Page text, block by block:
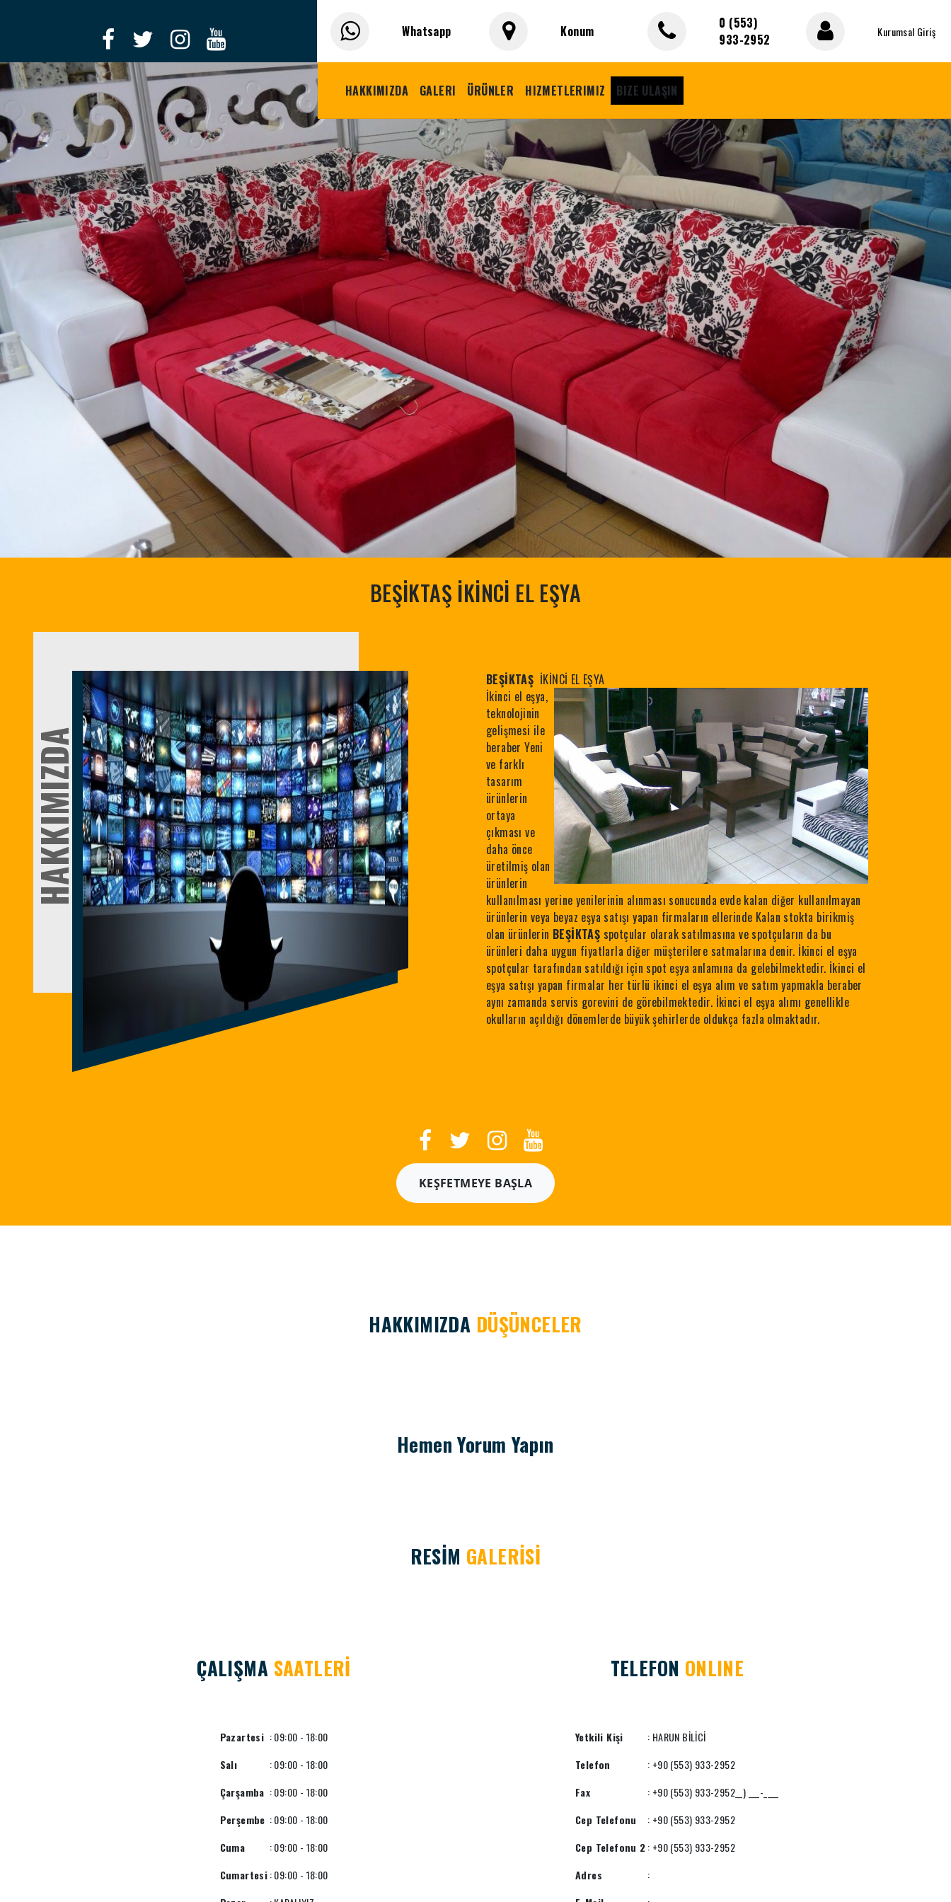
Whatsapp Konum
0 (553)
933-2952
Kurumsal Giriş
HAKKIMIZDA GALERI ÜRÜNLER HIZMETLERIMIZ BIZE ULAŞIN
BEŞİKTAŞ İKİNCİ EL EŞYA
HAKKIMIZDA
BEŞİKTAŞ İKİNCİ EL EŞYA
İkinci el eşya,
teknolojinin
gelişmesi ile
beraber Yeni
ve farklı
tasarım
ürünlerin
ortaya
çıkması ve
daha önce
üretilmiş olan
ürünlerin
kullanılması yerine yenilerinin alınması sonucunda evde kalan diğer kullanılmayan
ürünlerin veya beyaz eşya satışı yapan firmaların ellerinde Kalan stokta birikmiş
olan ürünlerin BEŞİKTAŞ spotçular olarak satılmasına ve spotçuların da bu
ürünleri daha uygun fiyatlarla diğer müşterilere satmalarına denir. İkinci el eşya
spotçular tarafından satıldığı için spot eşya anlamına da gelebilmektedir. İkinci el
eşya satışı yapan firmalar her türlü ikinci el eşya alım ve satım yapmakla beraber
aynı zamanda servis gorevini de görebilmektedir. İkinci el eşya alımı genellikle
okulların açıldığı dönemlerde büyük şehirlerde oldukça fazla olmaktadır.
KEŞFETMEYE BAŞLA
HAKKIMIZDA DÜŞÜNCELER
Hemen Yorum Yapın
RESİM GALERİSİ
ÇALIŞMA SAATLERİ
Pazartesi : 09:00 - 18:00
Salı
: 09:00 - 18:00
Çarşamba : 09:00 - 18:00
Perşembe : 09:00 - 18:00
Cuma
: 09:00 - 18:00
Cumartesi: 09:00 - 18:00
TELEFON ONLINE
Yetkili Kişi
: HARUN BİLİCİ
Telefon
: +90 (553) 933-2952
Fax
: +90 (553) 933-2952__) ___-____
Cep Telefonu
: +90 (553) 933-2952
Cep Telefonu 2: +90 (553) 933-2952
Adres
: